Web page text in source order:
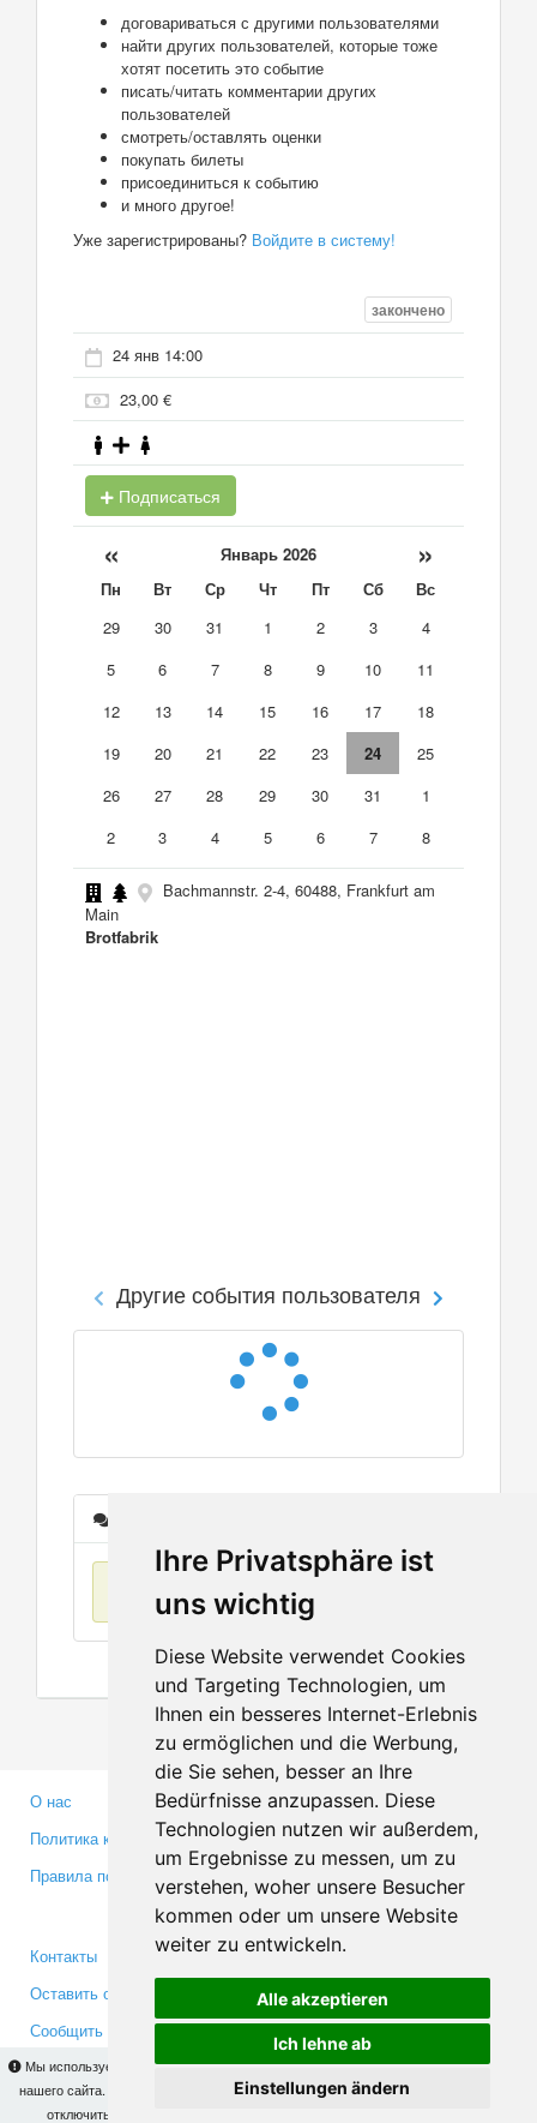
Ihre Privatsphäre ist
uns wichtig
Diese Website verwendet Cookies
und Targeting Technologien, um
Ihnen ein besseres Internet-Erlebnis
zu ermöglichen und die Werbung,
die Sie sehen, besser an Ihre
Bedürfnisse anzupassen. Diese
Technologien nutzen wir außerdem,
um Ergebnisse zu messen, um zu
verstehen, woher unsere Besucher
kommen oder um unsere Website
weiter zu entwickeln.
Alle akzeptieren
Ich lehne ab
Einstellungen ändern
Мы используем cookies для того, чтобы Вы могли использовать весь функционал
нашего сайта. На
Вы сможете узнать подробности и, при желании,
отключить использование cookies. Продолжая пользоваться сайтом, Вы
договариваться с другими пользователями
найти других пользователей, которые тоже
хотят посетить это событие
писать/читать комментарии других
пользователей
смотреть/оставлять оценки
покупать билеты
присоединиться к событию
и много другое!
Уже зарегистрированы? Войдите в систему!
закончено
24 янв 14:00
23,00 €
Подписаться
« Январь 2026 »
Пн Вт Ср Чт Пт Сб
Вс
29
30 31 1 2 3
4
5
6 7 8 9 10
11
12
13 14 15 16 17
18
19
20 21 22 23 24
25
26
27 28 29 30 31
1
2
3 4 5 6 7 8
Bachmannstr. 2-4, 60488, Frankfurt am
Main
Brotfabrik
Другие события пользователя
О нас
Политика конфиденциальности
Правила пользования
Партнерам
Инвесторам
Медиа
Контакты
Оставить отзыв
Сообщить об ошибке
Facebook
Twitter
YouTube
Google+